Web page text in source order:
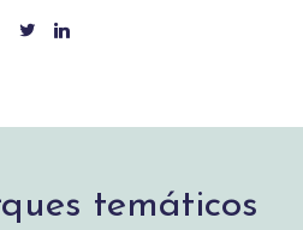
temáticos